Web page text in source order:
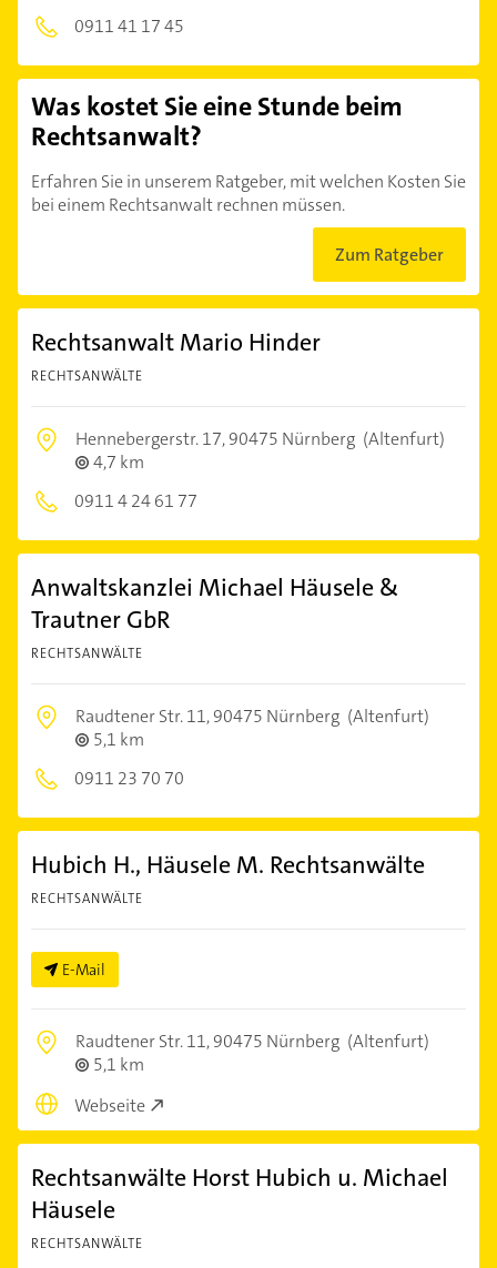
0911 41 17 45
Was kostet Sie eine Stunde beim
Rechtsanwalt?
Erfahren Sie in unserem Ratgeber, mit welchen Kosten Sie
bei einem Rechtsanwalt rechnen müssen.
Zum Ratgeber
Rechtsanwalt Mario Hinder
RECHTSANWÄLTE
Hennebergerstr. 17,90475 Nürnberg (Altenfurt)
4,7 km
0911 4 24 61 77
Anwaltskanzlei Michael Häusele &
Trautner GbR
RECHTSANWÄLTE
Raudtener Str. 11,90475 Nürnberg (Altenfurt)
5,1 km
0911 23 70 70
Hubich H., Häusele M. Rechtsanwälte
RECHTSANWÄLTE
E-Mail
Raudtener Str. 11,90475 Nürnberg (Altenfurt)
5,1 km
Webseite
Rechtsanwälte Horst Hubich u. Michael
Häusele
RECHTSANWÄLTE